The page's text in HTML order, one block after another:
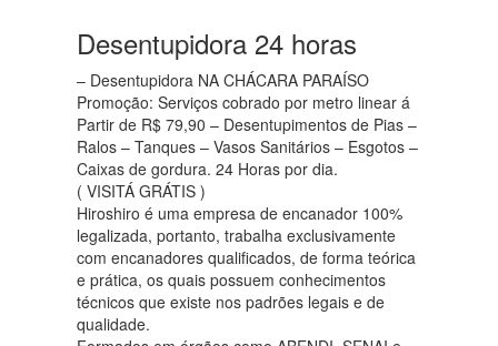
Desentupidora 24 horas
– Desentupidora NA CHÁCARA PARAÍSO
Promoção: Serviços cobrado por metro linear á
Partir de R$ 79,90 – Desentupimentos de Pias –
Ralos – Tanques – Vasos Sanitários – Esgotos –
Caixas de gordura. 24 Horas por dia.
( VISITÁ GRÁTIS )
Hiroshiro é uma empresa de encanador 100%
legalizada, portanto, trabalha exclusivamente
com encanadores qualificados, de forma teórica
e prática, os quais possuem conhecimentos
técnicos que existe nos padrões legais e de
qualidade.